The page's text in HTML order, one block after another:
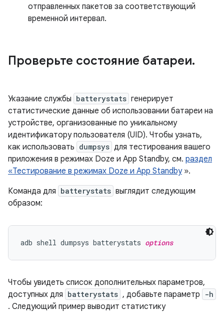
отправленных пакетов за соответствующий
временной интервал.
Проверьте состояние батареи.
Указание службы batterystats генерирует
статистические данные об использовании батареи на
устройстве, организованные по уникальному
идентификатору пользователя (UID). Чтобы узнать,
как использовать dumpsys для тестирования вашего
приложения в режимах Doze и App Standby, см. раздел
«Тестирование в режимах Doze и App Standby».
Команда для batterystats выглядит следующим
образом:
adb shell dumpsys batterystats options
Чтобы увидеть список дополнительных параметров,
доступных для batterystats , добавьте параметр -h
. Следующий пример выводит статистику